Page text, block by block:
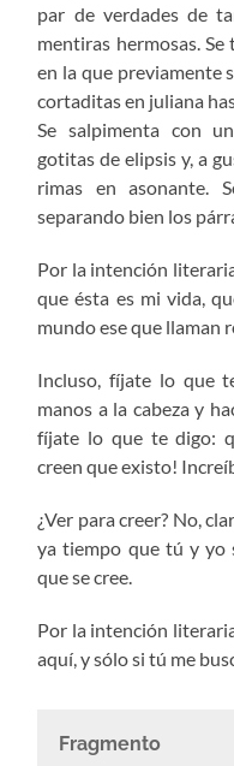
par de verdades de
mentiras hermosas. Se
en la que previamente
cortaditas en juliana
Se salpimenta con
gotitas de elipsis y, a
rimas en asonante.
separando bien los
Por la intención
que ésta es mi vida,
mundo ese que llaman
Incluso, fíjate lo que
manos a la cabeza y
fíjate lo que te digo:
creen que existo!
¿Ver para creer? No,
ya tiempo que tú y yo
que se cree.
Por la intención
aquí, y sólo si tú me
Fragmento